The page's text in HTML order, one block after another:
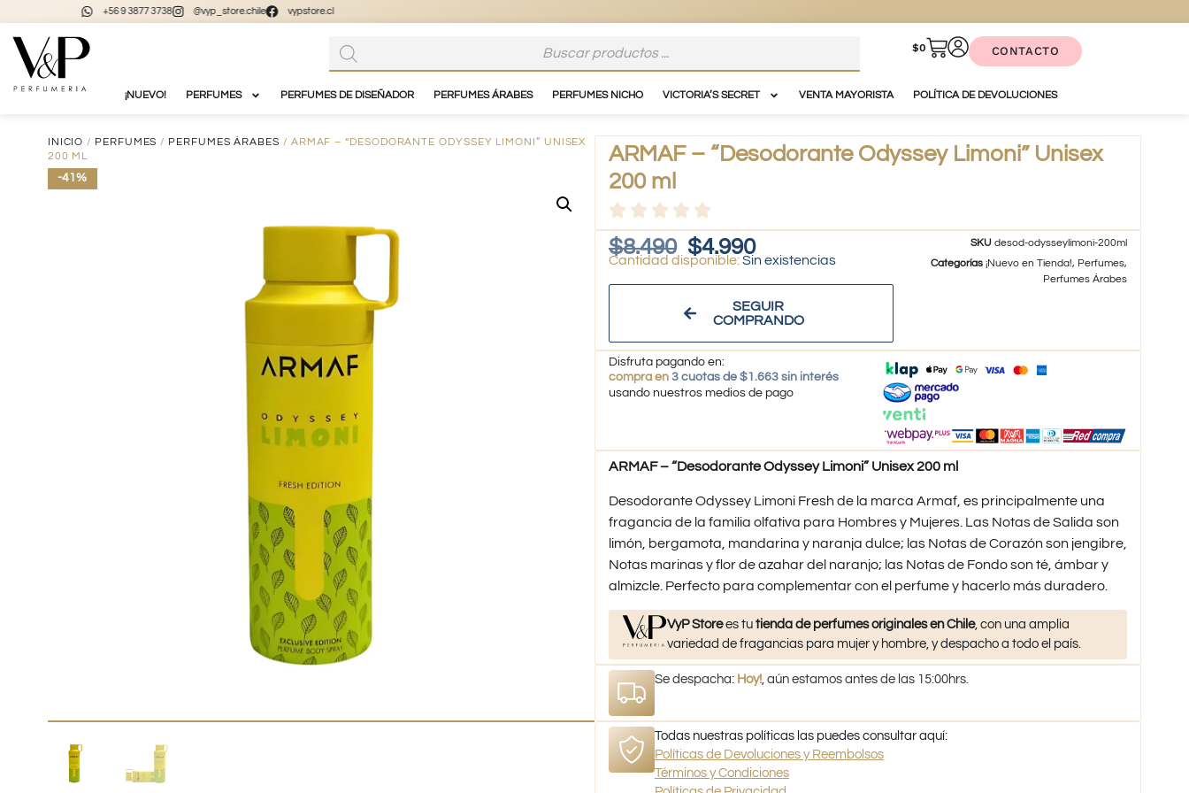
+56 9 3877 3738 @vyp_store.chile vypstore.cl
$0 CONTACTO
¡NUEVO! PERFUMES PERFUMES DE DISEÑADOR PERFUMES ÁRABES PERFUMES NICHO VICTORIA’S SECRET VENTA MAYORISTA POLÍTICA DE DEVOLUCIONES
INICIO / PERFUMES / PERFUMES ÁRABES / ARMAF – “DESODORANTE ODYSSEY LIMONI” UNISEX
200 ML
-41%
ARMAF – “Desodorante Odyssey Limoni” Unisex
200 ml
$8.490 $4.990
Sin existencias
SEGUIR
COMPRANDO
SKUdesod-odysseylimoni-200ml
Categorías ¡Nuevo en Tienda!, Perfumes,
Perfumes Árabes
Disfruta pagando en:
compra en 3 cuotas de $1.663 sin interés
usando nuestros medios de pago
ARMAF – “Desodorante Odyssey Limoni” Unisex 200 ml
Desodorante Odyssey Limoni Fresh de la marca Armaf, es principalmente una
fragancia de la familia olfativa para Hombres y Mujeres. Las Notas de Salida son
limón, bergamota, mandarina y naranja dulce; las Notas de Corazón son jengibre,
Notas marinas y flor de azahar del naranjo; las Notas de Fondo son té, ámbar y
almizcle. Perfecto para complementar con el perfume y hacerlo más duradero.
VyP Storees tutienda de perfumes originales en Chile, con una amplia
variedad de fragancias para mujer y hombre, y despacho a todo el país.
Se despacha: Hoy! , aún estamos antes de las 15:00hrs.
Todas nuestras políticas las puedes consultar aquí:
Políticas de Devoluciones y Reembolsos
Términos y Condiciones